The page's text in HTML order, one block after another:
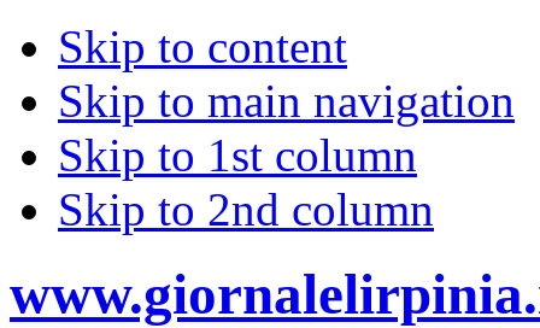
Skip to content
Skip to main navigation
Skip to 1st column
Skip to 2nd column